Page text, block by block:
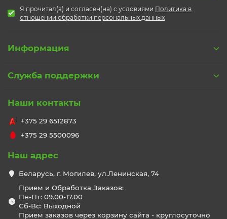
Я прочитал(а) и согласен(на) с условиями Политика в
отношении обработки персональных данных
Информация
Служба поддержки
Наши контакты
+375 29 6512873
+375 29 5500096
Наш адрес
Беларусь, г. Могилев, ул.Ленинская, 74
Прием и Обработка Заказов:
Пн-Пт: 09.00-17.00
Сб-Вс: Выходной
Прием заказов через корзину сайта - круглосуточно